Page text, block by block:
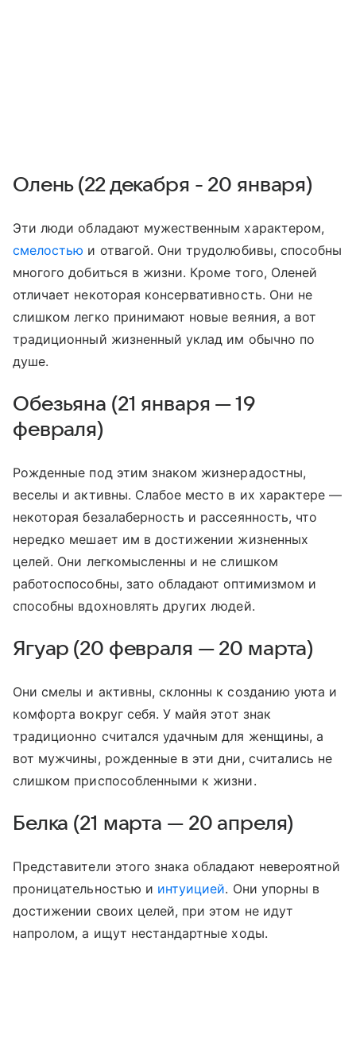
Олень (22 декабря - 20 января)
Эти люди обладают мужественным характером,
смелостью и отвагой. Они трудолюбивы, способны
многого добиться в жизни. Кроме того, Оленей
отличает некоторая консервативность. Они не
слишком легко принимают новые веяния, а вот
традиционный жизненный уклад им обычно по
душе.
Обезьяна (21 января — 19
февраля)
Рожденные под этим знаком жизнерадостны,
веселы и активны. Слабое место в их характере —
некоторая безалаберность и рассеянность, что
нередко мешает им в достижении жизненных
целей. Они легкомысленны и не слишком
работоспособны, зато обладают оптимизмом и
способны вдохновлять других людей.
Ягуар (20 февраля — 20 марта)
Они смелы и активны, склонны к созданию уюта и
комфорта вокруг себя. У майя этот знак
традиционно считался удачным для женщины, а
вот мужчины, рожденные в эти дни, считались не
слишком приспособленными к жизни.
Белка (21 марта — 20 апреля)
Представители этого знака обладают невероятной
проницательностью и интуицией. Они упорны в
достижении своих целей, при этом не идут
напролом, а ищут нестандартные ходы.